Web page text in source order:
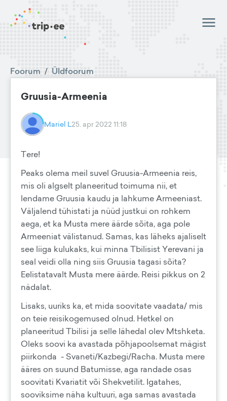
Foorum / Üldfoorum
Gruusia-Armeenia
Mariel L25. apr 2022 11:18
Tere!
Peaks olema meil suvel Gruusia-Armeenia reis,
mis oli algselt planeeritud toimuma nii, et
lendame Gruusia kaudu ja lahkume Armeeniast.
Väljalend tühistati ja nüüd justkui on rohkem
aega, et ka Musta mere äärde sõita, aga pole
Armeeniat välistanud. Samas, kas läheks ajaliselt
see liiga kulukaks, kui minna Tbilisist Yerevani ja
seal veidi olla ning siis Gruusia tagasi sõita?
Eelistatavalt Musta mere äärde. Reisi pikkus on 2
nädalat.
Lisaks, uuriks ka, et mida soovitate vaadata/ mis
on teie reisikogemused olnud. Hetkel on
planeeritud Tbilisi ja selle lähedal olev Mtshketa.
Oleks soovi ka avastada põhjapoolsemat mägist
piirkonda - Svaneti/Kazbegi/Racha. Musta mere
ääres on suund Batumisse, aga randade osas
soovitati Kvariatit või Shekvetilit. Igatahes,
sooviksime näha kultuuri, aga samas avastada